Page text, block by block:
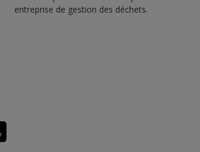
entreprise de gestion des déchets.